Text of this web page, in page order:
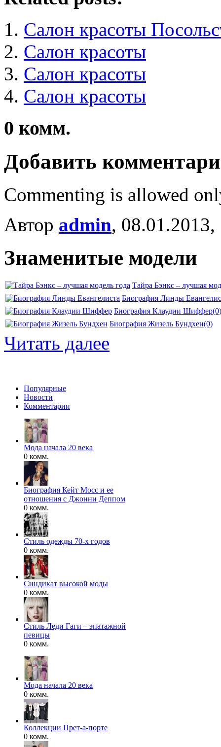
Салон красоты
Салон красоты
Салон красоты
Салон красоты
0 комм.
Добавить
Commenting is allowed
Автор admin,
Знаменитые модели
Тайра Бэнкс – лучшая
Биография Линды
Биография Клаудии Шиффер(0)
Биография Жизель Бундхен(0)
Читать далее
Популярные
Новости
Комментарии
Мода начала 20 века
0 комм.
Биография Кейт Мосс и ее
отношения с Джонни Деппом
0 комм.
Стиль одежды 70-х годов
0 комм.
Синдикат высокой моды
0 комм.
Стиль Леди Гаги – эпатажной
певицы
0 комм.
Мода начала 20 века
0 комм.
Коллекции Прет-а-порте
0 комм.